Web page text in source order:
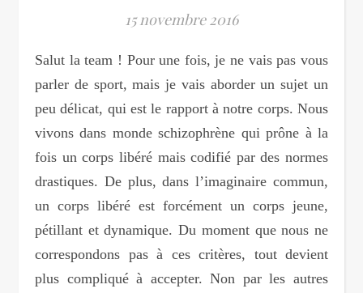
15 novembre 2016
Salut la team ! Pour une fois, je ne vais pas vous
parler de sport, mais je vais aborder un sujet un
peu délicat, qui est le rapport à notre corps. Nous
vivons dans monde schizophrène qui prône à la
fois un corps libéré mais codifié par des normes
drastiques. De plus, dans l’imaginaire commun,
un corps libéré est forcément un corps jeune,
pétillant et dynamique. Du moment que nous ne
correspondons pas à ces critères, tout devient
plus compliqué à accepter. Non par les autres